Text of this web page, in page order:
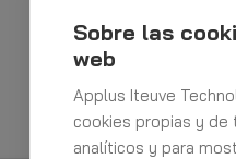
¿ESTAS
He olvidado mi
Sobre las
web
Applus Iteuve
cookies propias y de
analíticos y para